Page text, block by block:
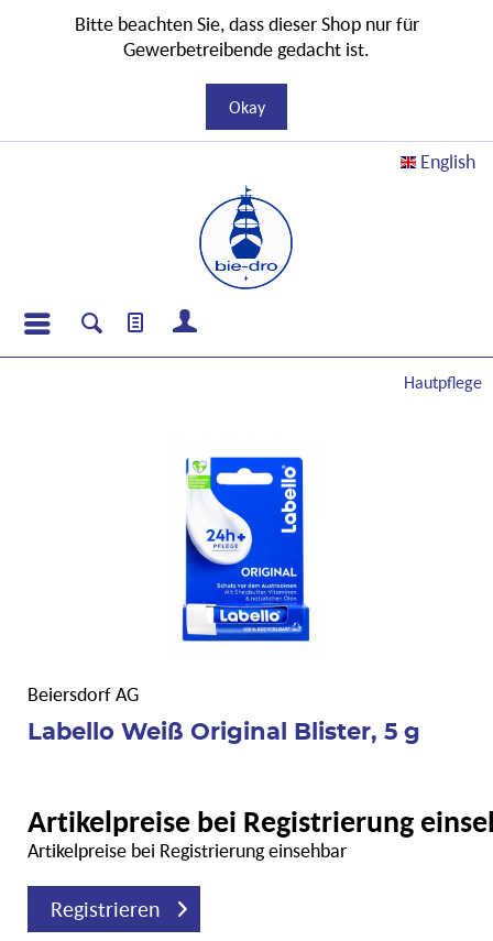
English
Hautpflege
Beiersdorf AG
Labello Weiß Original Blister, 5 g
Artikelpreise bei Registrierung
Artikelpreise bei Registrierung einsehbar
Registrieren
Bitte beachten Sie, dass dieser Shop nur für
Gewerbetreibende gedacht ist.
Okay